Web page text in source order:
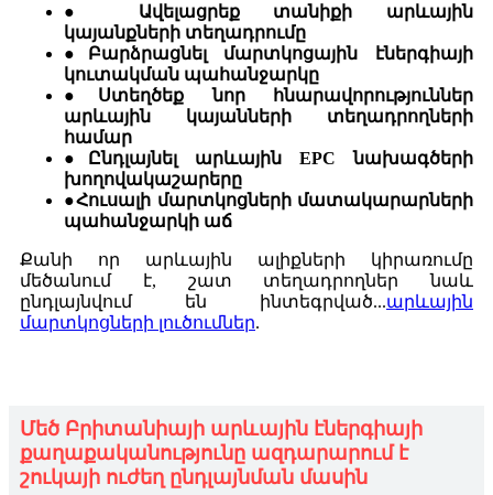
● Ավելացրեք տանիքի արևային
կայանքների տեղադրումը
● Բարձրացնել մարտկոցային էներգիայի
կուտակման պահանջարկը
● Ստեղծեք նոր հնարավորություններ
արևային կայանների տեղադրողների
համար
● Ընդլայնել արևային EPC նախագծերի
խողովակաշարերը
●Հուսալի մարտկոցների մատակարարների
պահանջարկի աճ
Քանի որ արևային ալիքների կիրառումը
մեծանում է, շատ տեղադրողներ նաև
ընդլայնվում են ինտեգրված...արևային
մարտկոցների լուծումներ.
Մեծ Բրիտանիայի արևային էներգիայի
քաղաքականությունը ազդարարում է
շուկայի ուժեղ ընդլայնման մասին